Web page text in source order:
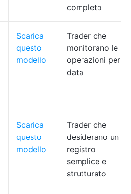
completo
Scarica
questo
modello
Trader che
monitorano le
operazioni per
data
Scarica
questo
modello
Trader che
desiderano un
registro
semplice e
strutturato